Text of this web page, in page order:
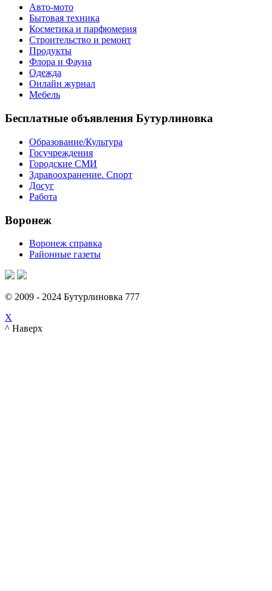
Авто-мото
Бытовая техника
Косметика и парфюмерия
Строительство и ремонт
Продукты
Флора и Фауна
Одежда
Онлайн журнал
Мебель
Бесплатные объявления Бутурлиновка
Образование/Культура
Госучреждения
Городские СМИ
Здравоохранение. Спорт
Досуг
Работа
Воронеж
Воронеж справка
Районные газеты
© 2009 - 2024 Бутурлиновка 777
X
^ Наверх